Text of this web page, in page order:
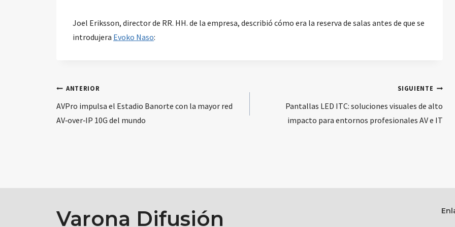
Joel Eriksson, director de RR. HH. de la empresa, describió cómo era la reserva de salas antes de que se
introdujera Evoko Naso:
Navegación
de
ANTERIOR
AVPro impulsa el Estadio Banorte con la mayor red
AV‑over‑IP 10G del mundo
SIGUIENTE
Pantallas LED ITC: soluciones visuales de alto
impacto para entornos profesionales AV e IT
Varona Difusión